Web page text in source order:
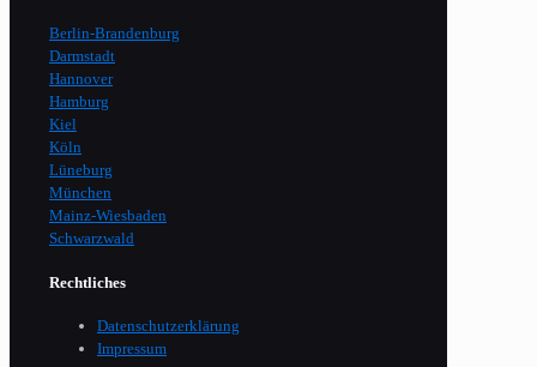
Berlin-Brandenburg
Darmstadt
Hannover
Hamburg
Kiel
Köln
Lüneburg
München
Mainz-Wiesbaden
Schwarzwald
Rechtliches
Datenschutzerklärung
Impressum